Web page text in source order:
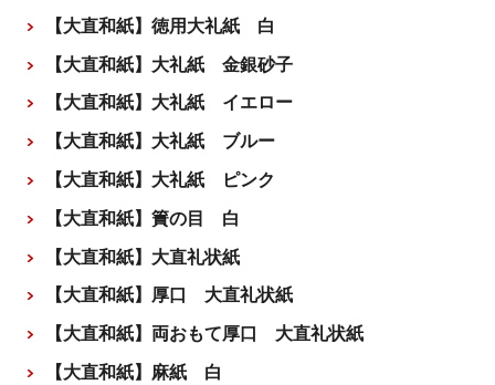
【大直和紙】徳用大礼紙 白
【大直和紙】大礼紙 金銀砂子
【大直和紙】大礼紙 イエロー
【大直和紙】大礼紙 ブルー
【大直和紙】大礼紙 ピンク
【大直和紙】簀の目 白
【大直和紙】大直礼状紙
【大直和紙】厚口 大直礼状紙
【大直和紙】両おもて厚口 大直礼状紙
【大直和紙】麻紙 白